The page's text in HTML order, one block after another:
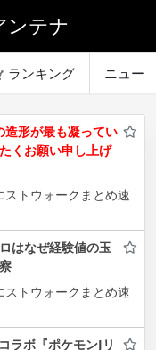
ンテナ
ランキング ニュー
造形が最も凝ってい
くお願い申し上げ
ストウォークまとめ速
はなぜ経験値の玉
ストウォークまとめ速
ラボ『ポケモンJリ